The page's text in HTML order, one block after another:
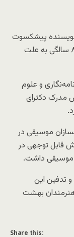
نویسنده پیشکسوت
موسیقی صبح روز پنج‌شنبه ۶ مرداد ماه، در ۸۴ سالگی به علت
و علوم
مدرک دکترای
موسیقی در
قابل توجهی در
داشت.
و تدفین این
در قطعه هنرمندان بهشت
Share this: